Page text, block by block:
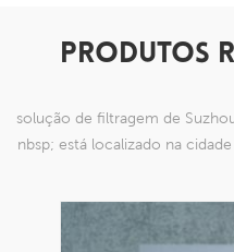
PRODUTOS
solução de filtragem de
nbsp; está localizado na